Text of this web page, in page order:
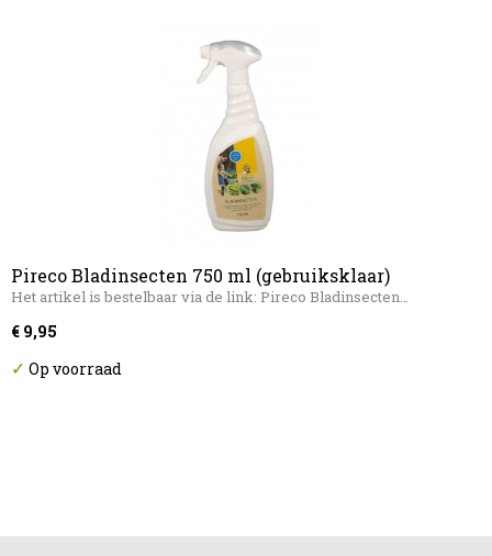
Pireco Bladinsecten 750 ml (gebruiksklaar)
Het artikel is bestelbaar via de link: Pireco Bladinsecten…
€ 9,95
✓ Op voorraad